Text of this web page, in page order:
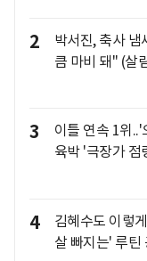
2
박서진, 축사
큼 마비 돼" (살
3
이틀 연속 1위
육박 '극장가 점
4
김혜수도 이렇
살 빠지는' 루틴